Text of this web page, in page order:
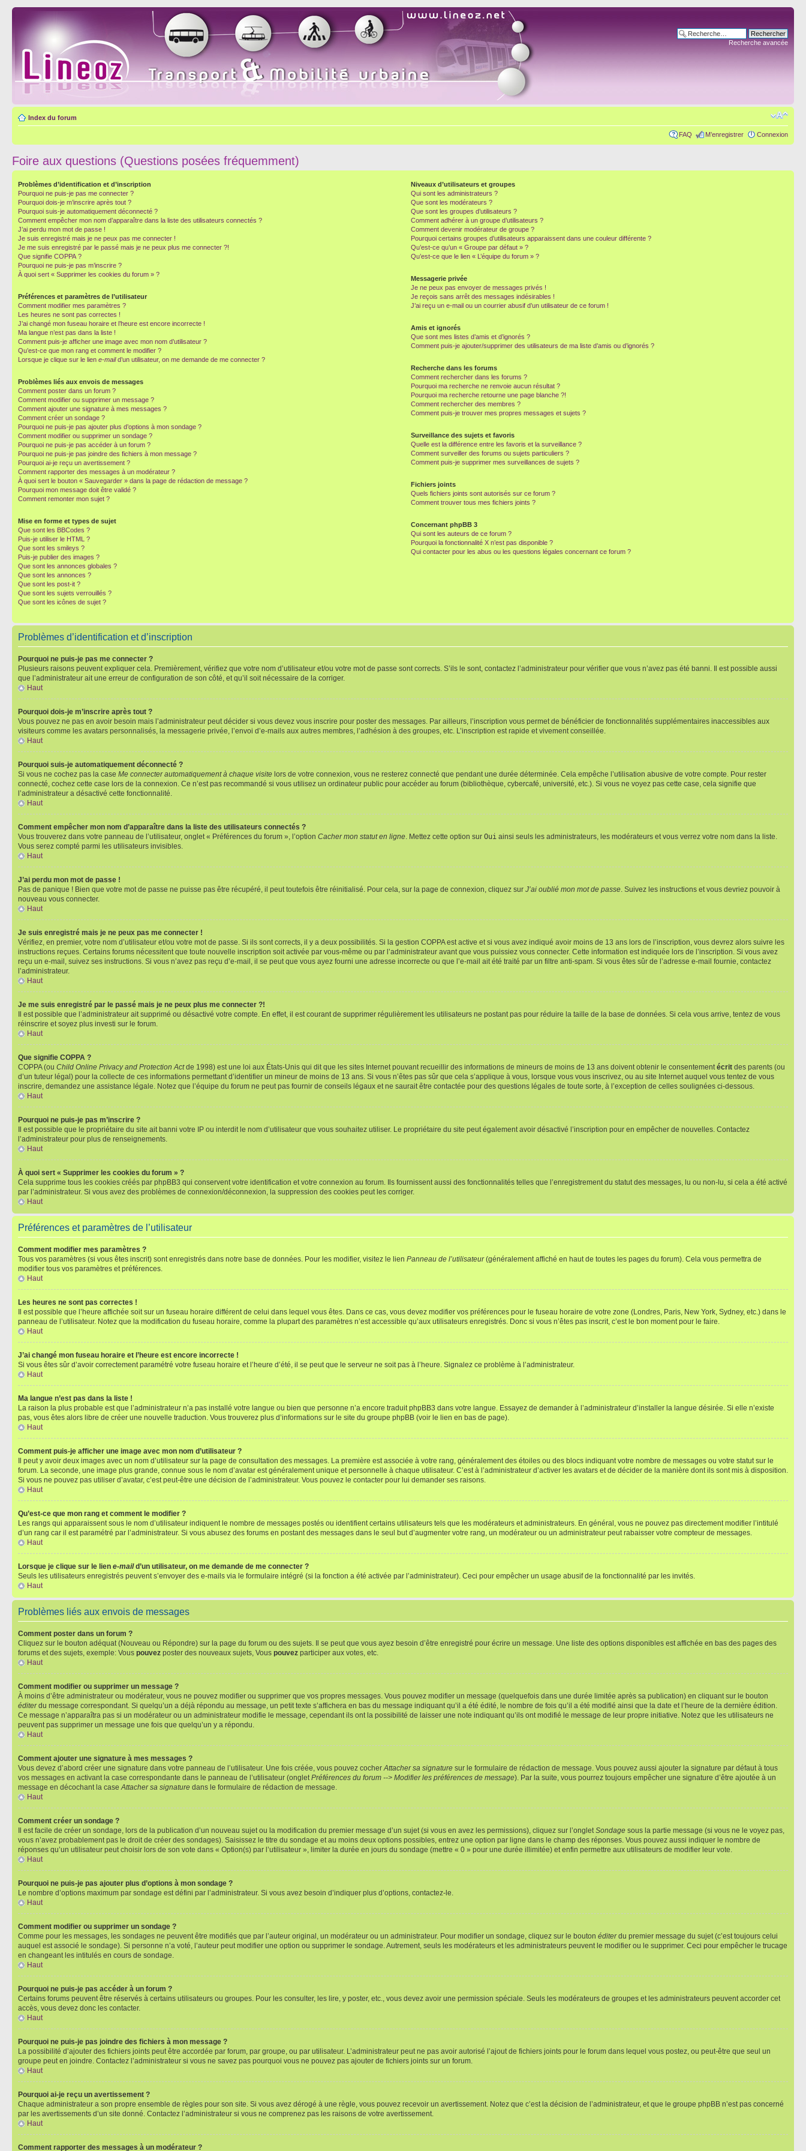
Recherche avancée
Index du forum
FAQ M’enregistrer Connexion
Foire aux questions (Questions posées fréquemment)
Problèmes d’identification et d’inscription
Pourquoi ne puis-je pas me connecter ?
Pourquoi dois-je m’inscrire après tout ?
Pourquoi suis-je automatiquement déconnecté ?
Comment empêcher mon nom d’apparaître dans la liste des utilisateurs connectés ?
J’ai perdu mon mot de passe !
Je suis enregistré mais je ne peux pas me connecter !
Je me suis enregistré par le passé mais je ne peux plus me connecter ?!
Que signifie COPPA ?
Pourquoi ne puis-je pas m’inscrire ?
À quoi sert « Supprimer les cookies du forum » ?
Préférences et paramètres de l’utilisateur
Comment modifier mes paramètres ?
Les heures ne sont pas correctes !
J’ai changé mon fuseau horaire et l’heure est encore incorrecte !
Ma langue n’est pas dans la liste !
Comment puis-je afficher une image avec mon nom d’utilisateur ?
Qu’est-ce que mon rang et comment le modifier ?
Lorsque je clique sur le lien e-maild’un utilisateur, on me demande de me connecter ?
Problèmes liés aux envois de messages
Comment poster dans un forum ?
Comment modifier ou supprimer un message ?
Comment ajouter une signature à mes messages ?
Comment créer un sondage ?
Pourquoi ne puis-je pas ajouter plus d’options à mon sondage ?
Comment modifier ou supprimer un sondage ?
Pourquoi ne puis-je pas accéder à un forum ?
Pourquoi ne puis-je pas joindre des fichiers à mon message ?
Pourquoi ai-je reçu un avertissement ?
Comment rapporter des messages à un modérateur ?
À quoi sert le bouton « Sauvegarder » dans la page de rédaction de message ?
Pourquoi mon message doit être validé ?
Comment remonter mon sujet ?
Mise en forme et types de sujet
Que sont les BBCodes ?
Puis-je utiliser le HTML ?
Que sont les smileys ?
Puis-je publier des images ?
Que sont les annonces globales ?
Que sont les annonces ?
Que sont les post-it ?
Que sont les sujets verrouillés ?
Que sont les icônes de sujet ?
Niveaux d’utilisateurs et groupes
Qui sont les administrateurs ?
Que sont les modérateurs ?
Que sont les groupes d’utilisateurs ?
Comment adhérer à un groupe d’utilisateurs ?
Comment devenir modérateur de groupe ?
Pourquoi certains groupes d’utilisateurs apparaissent dans une couleur différente ?
Qu’est-ce qu’un « Groupe par défaut » ?
Qu’est-ce que le lien « L’équipe du forum » ?
Messagerie privée
Je ne peux pas envoyer de messages privés !
Je reçois sans arrêt des messages indésirables !
J’ai reçu un e-mail ou un courrier abusif d’un utilisateur de ce forum !
Amis et ignorés
Que sont mes listes d’amis et d’ignorés ?
Comment puis-je ajouter/supprimer des utilisateurs de ma liste d’amis ou d’ignorés ?
Recherche dans les forums
Comment rechercher dans les forums ?
Pourquoi ma recherche ne renvoie aucun résultat ?
Pourquoi ma recherche retourne une page blanche ?!
Comment rechercher des membres ?
Comment puis-je trouver mes propres messages et sujets ?
Surveillance des sujets et favoris
Quelle est la différence entre les favoris et la surveillance ?
Comment surveiller des forums ou sujets particuliers ?
Comment puis-je supprimer mes surveillances de sujets ?
Fichiers joints
Quels fichiers joints sont autorisés sur ce forum ?
Comment trouver tous mes fichiers joints ?
Concernant phpBB 3
Qui sont les auteurs de ce forum ?
Pourquoi la fonctionnalité X n’est pas disponible ?
Qui contacter pour les abus ou les questions légales concernant ce forum ?
Problèmes d’identification et d’inscription
Pourquoi ne puis-je pas me connecter ?
Plusieurs raisons peuvent expliquer cela. Premièrement, vérifiez que votre nom d’utilisateur et/ou votre mot de passe sont corrects. S’ils le sont, contactez l’administrateur pour vérifier que vous n’avez pas été banni. Il est possible aussi
que l’administrateur ait une erreur de configuration de son côté, et qu’il soit nécessaire de la corriger.
Haut
Pourquoi dois-je m’inscrire après tout ?
Vous pouvez ne pas en avoir besoin mais l’administrateur peut décider si vous devez vous inscrire pour poster des messages. Par ailleurs, l’inscription vous permet de bénéficier de fonctionnalités supplémentaires inaccessibles aux
visiteurs comme les avatars personnalisés, la messagerie privée, l’envoi d’e-mails aux autres membres, l’adhésion à des groupes, etc. L’inscription est rapide et vivement conseillée.
Haut
Pourquoi suis-je automatiquement déconnecté ?
Si vous ne cochez pas la case Me connecter automatiquement à chaque visite lors de votre connexion, vous ne resterez connecté que pendant une durée déterminée. Cela empêche l’utilisation abusive de votre compte. Pour rester
connecté, cochez cette case lors de la connexion. Ce n’est pas recommandé si vous utilisez un ordinateur public pour accéder au forum (bibliothèque, cybercafé, université, etc.). Si vous ne voyez pas cette case, cela signifie que
l’administrateur a désactivé cette fonctionnalité.
Haut
Comment empêcher mon nom d’apparaître dans la liste des utilisateurs connectés ?
Vous trouverez dans votre panneau de l’utilisateur, onglet « Préférences du forum », l’option Cacher mon statut en ligne. Mettez cette option sur Oui ainsi seuls les administrateurs, les modérateurs et vous verrez votre nom dans la liste.
Vous serez compté parmi les utilisateurs invisibles.
Haut
J’ai perdu mon mot de passe !
Pas de panique ! Bien que votre mot de passe ne puisse pas être récupéré, il peut toutefois être réinitialisé. Pour cela, sur la page de connexion, cliquez sur J’ai oublié mon mot de passe. Suivez les instructions et vous devriez pouvoir à
nouveau vous connecter.
Haut
Je suis enregistré mais je ne peux pas me connecter !
Vérifiez, en premier, votre nom d’utilisateur et/ou votre mot de passe. Si ils sont corrects, il y a deux possibilités. Si la gestion COPPA est active et si vous avez indiqué avoir moins de 13 ans lors de l’inscription, vous devrez alors suivre les
instructions reçues. Certains forums nécessitent que toute nouvelle inscription soit activée par vous-même ou par l’administrateur avant que vous puissiez vous connecter. Cette information est indiquée lors de l’inscription. Si vous avez
reçu un e-mail, suivez ses instructions. Si vous n’avez pas reçu d’e-mail, il se peut que vous ayez fourni une adresse incorrecte ou que l’e-mail ait été traité par un filtre anti-spam. Si vous êtes sûr de l’adresse e-mail fournie, contactez
l’administrateur.
Haut
Je me suis enregistré par le passé mais je ne peux plus me connecter ?!
Il est possible que l’administrateur ait supprimé ou désactivé votre compte. En effet, il est courant de supprimer régulièrement les utilisateurs ne postant pas pour réduire la taille de la base de données. Si cela vous arrive, tentez de vous
réinscrire et soyez plus investi sur le forum.
Haut
Que signifie COPPA ?
COPPA (ou Child Online Privacy and Protection Actde 1998) est une loi aux États-Unis qui dit que les sites Internet pouvant recueillir des informations de mineurs de moins de 13 ans doivent obtenir le consentementécrit des parents (ou
d’un tuteur légal) pour la collecte de ces informations permettant d’identifier un mineur de moins de 13 ans. Si vous n’êtes pas sûr que cela s’applique à vous, lorsque vous vous inscrivez, ou au site Internet auquel vous tentez de vous
inscrire, demandez une assistance légale. Notez que l’équipe du forum ne peut pas fournir de conseils légaux et ne saurait être contactée pour des questions légales de toute sorte, à l’exception de celles soulignées ci-dessous.
Haut
Pourquoi ne puis-je pas m’inscrire ?
Il est possible que le propriétaire du site ait banni votre IP ou interdit le nom d’utilisateur que vous souhaitez utiliser. Le propriétaire du site peut également avoir désactivé l’inscription pour en empêcher de nouvelles. Contactez
l’administrateur pour plus de renseignements.
Haut
À quoi sert « Supprimer les cookies du forum » ?
Cela supprime tous les cookies créés par phpBB3 qui conservent votre identification et votre connexion au forum. Ils fournissent aussi des fonctionnalités telles que l’enregistrement du statut des messages, lu ou non-lu, si cela a été activé
par l’administrateur. Si vous avez des problèmes de connexion/déconnexion, la suppression des cookies peut les corriger.
Haut
Préférences et paramètres de l’utilisateur
Comment modifier mes paramètres ?
Tous vos paramètres (si vous êtes inscrit) sont enregistrés dans notre base de données. Pour les modifier, visitez le lien Panneau de l’utilisateur(généralement affiché en haut de toutes les pages du forum). Cela vous permettra de
modifier tous vos paramètres et préférences.
Haut
Les heures ne sont pas correctes !
Il est possible que l’heure affichée soit sur un fuseau horaire différent de celui dans lequel vous êtes. Dans ce cas, vous devez modifier vos préférences pour le fuseau horaire de votre zone (Londres, Paris, New York, Sydney, etc.) dans le
panneau de l’utilisateur. Notez que la modification du fuseau horaire, comme la plupart des paramètres n’est accessible qu’aux utilisateurs enregistrés. Donc si vous n’êtes pas inscrit, c’est le bon moment pour le faire.
Haut
J’ai changé mon fuseau horaire et l’heure est encore incorrecte !
Si vous êtes sûr d’avoir correctement paramétré votre fuseau horaire et l’heure d’été, il se peut que le serveur ne soit pas à l’heure. Signalez ce problème à l’administrateur.
Haut
Ma langue n’est pas dans la liste !
La raison la plus probable est que l’administrateur n’a pas installé votre langue ou bien que personne n’a encore traduit phpBB3 dans votre langue. Essayez de demander à l’administrateur d’installer la langue désirée. Si elle n’existe
pas, vous êtes alors libre de créer une nouvelle traduction. Vous trouverez plus d’informations sur le site du groupe phpBB (voir le lien en bas de page).
Haut
Comment puis-je afficher une image avec mon nom d’utilisateur ?
Il peut y avoir deux images avec un nom d’utilisateur sur la page de consultation des messages. La première est associée à votre rang, généralement des étoiles ou des blocs indiquant votre nombre de messages ou votre statut sur le
forum. La seconde, une image plus grande, connue sous le nom d’avatar est généralement unique et personnelle à chaque utilisateur. C’est à l’administrateur d’activer les avatars et de décider de la manière dont ils sont mis à disposition.
Si vous ne pouvez pas utiliser d’avatar, c’est peut-être une décision de l’administrateur. Vous pouvez le contacter pour lui demander ses raisons.
Haut
Qu’est-ce que mon rang et comment le modifier ?
Les rangs qui apparaissent sous le nom d’utilisateur indiquent le nombre de messages postés ou identifient certains utilisateurs tels que les modérateurs et administrateurs. En général, vous ne pouvez pas directement modifier l’intitulé
d’un rang car il est paramétré par l’administrateur. Si vous abusez des forums en postant des messages dans le seul but d’augmenter votre rang, un modérateur ou un administrateur peut rabaisser votre compteur de messages.
Haut
Lorsque je clique sur le lien e-maild’un utilisateur, on me demande de me connecter ?
Seuls les utilisateurs enregistrés peuvent s’envoyer des e-mails via le formulaire intégré (si la fonction a été activée par l’administrateur). Ceci pour empêcher un usage abusif de la fonctionnalité par les invités.
Haut
Problèmes liés aux envois de messages
Comment poster dans un forum ?
Cliquez sur le bouton adéquat (Nouveau ou Répondre) sur la page du forum ou des sujets. Il se peut que vous ayez besoin d’être enregistré pour écrire un message. Une liste des options disponibles est affichée en bas des pages des
forums et des sujets, exemple: Vous pouvez poster des nouveaux sujets, Vous pouvez participer aux votes, etc.
Haut
Comment modifier ou supprimer un message ?
À moins d’être administrateur ou modérateur, vous ne pouvez modifier ou supprimer que vos propres messages. Vous pouvez modifier un message (quelquefois dans une durée limitée après sa publication) en cliquant sur le bouton
éditerdu message correspondant. Si quelqu’un a déjà répondu au message, un petit texte s’affichera en bas du message indiquant qu’il a été édité, le nombre de fois qu’il a été modifié ainsi que la date et l’heure de la dernière édition.
Ce message n’apparaîtra pas si un modérateur ou un administrateur modifie le message, cependant ils ont la possibilité de laisser une note indiquant qu’ils ont modifié le message de leur propre initiative. Notez que les utilisateurs ne
peuvent pas supprimer un message une fois que quelqu’un y a répondu.
Haut
Comment ajouter une signature à mes messages ?
Vous devez d’abord créer une signature dans votre panneau de l’utilisateur. Une fois créée, vous pouvez cocherAttacher sa signature sur le formulaire de rédaction de message. Vous pouvez aussi ajouter la signature par défaut à tous
vos messages en activant la case correspondante dans le panneau de l’utilisateur (ongletPréférences du forum --> Modifier les préférences de message). Par la suite, vous pourrez toujours empêcher une signature d’être ajoutée à un
message en décochant la caseAttacher sa signature dans le formulaire de rédaction de message.
Haut
Comment créer un sondage ?
Il est facile de créer un sondage, lors de la publication d’un nouveau sujet ou la modification du premier message d’un sujet (si vous en avez les permissions), cliquez sur l’ongletSondage sous la partie message (si vous ne le voyez pas,
vous n’avez probablement pas le droit de créer des sondages). Saisissez le titre du sondage et au moins deux options possibles, entrez une option par ligne dans le champ des réponses. Vous pouvez aussi indiquer le nombre de
réponses qu’un utilisateur peut choisir lors de son vote dans « Option(s) par l’utilisateur », limiter la durée en jours du sondage (mettre « 0 » pour une durée illimitée) et enfin permettre aux utilisateurs de modifier leur vote.
Haut
Pourquoi ne puis-je pas ajouter plus d’options à mon sondage ?
Le nombre d’options maximum par sondage est défini par l’administrateur. Si vous avez besoin d’indiquer plus d’options, contactez-le.
Haut
Comment modifier ou supprimer un sondage ?
Comme pour les messages, les sondages ne peuvent être modifiés que par l’auteur original, un modérateur ou un administrateur. Pour modifier un sondage, cliquez sur le bouton éditerdu premier message du sujet (c’est toujours celui
auquel est associé le sondage). Si personne n’a voté, l’auteur peut modifier une option ou supprimer le sondage. Autrement, seuls les modérateurs et les administrateurs peuvent le modifier ou le supprimer. Ceci pour empêcher le trucage
en changeant les intitulés en cours de sondage.
Haut
Pourquoi ne puis-je pas accéder à un forum ?
Certains forums peuvent être réservés à certains utilisateurs ou groupes. Pour les consulter, les lire, y poster, etc., vous devez avoir une permission spéciale. Seuls les modérateurs de groupes et les administrateurs peuvent accorder cet
accès, vous devez donc les contacter.
Haut
Pourquoi ne puis-je pas joindre des fichiers à mon message ?
La possibilité d’ajouter des fichiers joints peut être accordée par forum, par groupe, ou par utilisateur. L’administrateur peut ne pas avoir autorisé l’ajout de fichiers joints pour le forum dans lequel vous postez, ou peut-être que seul un
groupe peut en joindre. Contactez l’administrateur si vous ne savez pas pourquoi vous ne pouvez pas ajouter de fichiers joints sur un forum.
Haut
Pourquoi ai-je reçu un avertissement ?
Chaque administrateur a son propre ensemble de règles pour son site. Si vous avez dérogé à une règle, vous pouvez recevoir un avertissement. Notez que c’est la décision de l’administrateur, et que le groupe phpBB n’est pas concerné
par les avertissements d’un site donné. Contactez l’administrateur si vous ne comprenez pas les raisons de votre avertissement.
Haut
Comment rapporter des messages à un modérateur ?